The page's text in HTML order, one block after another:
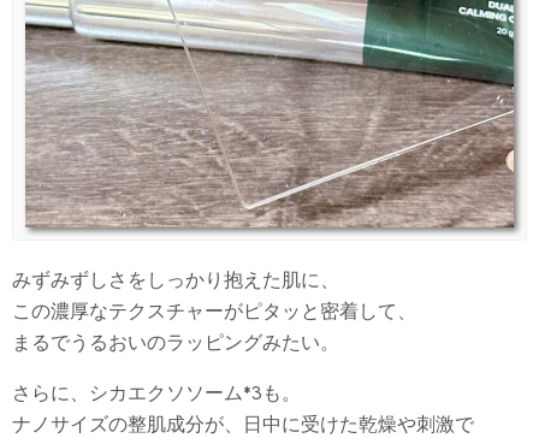
みずみずしさをしっかり抱えた肌に、
この濃厚なテクスチャーがピタッと密着して、
まるでうるおいのラッピングみたい。
さらに、シカエクソソーム*3も。
ナノサイズの整肌成分が、日中に受けた乾燥や刺激で